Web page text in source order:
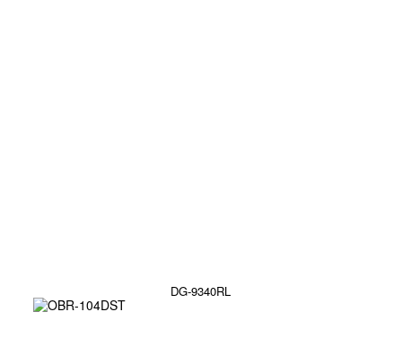
DG-9340RL